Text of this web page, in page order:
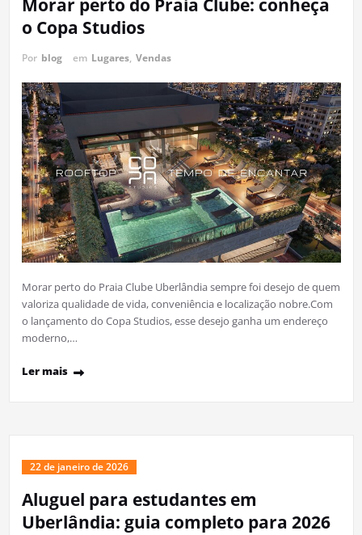
Morar perto do Praia Clube: conheça
o Copa Studios
Por blog em Lugares, Vendas
Morar perto do Praia Clube Uberlândia sempre foi desejo de quem
valoriza qualidade de vida, conveniência e localização nobre.Com
o lançamento do Copa Studios, esse desejo ganha um endereço
moderno,…
Ler mais
22 de janeiro de 2026
Aluguel para estudantes em
Uberlândia: guia completo para 2026